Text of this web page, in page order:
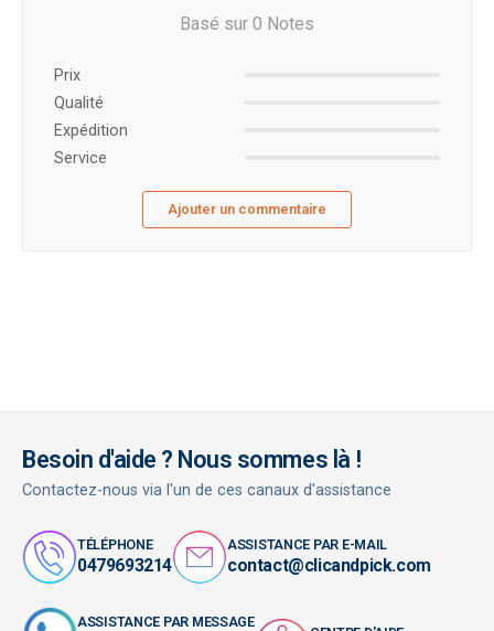
Basé sur 0 Notes
Prix ​​
Qualité
Expédition
Service
Ajouter un commentaire
Besoin d'aide ? Nous sommes là !
Contactez-nous via l'un de ces canaux d'assistance
TÉLÉPHONE
0479693214
ASSISTANCE PAR E-MAIL
contact@clicandpick.com
ASSISTANCE PAR MESSAGE